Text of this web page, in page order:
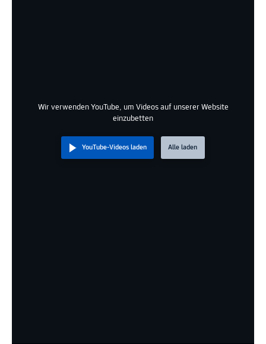
Wir verwenden YouTube, um Videos auf unserer Website
einzubetten
YouTube-Videos laden Alle laden